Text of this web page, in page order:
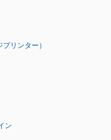
リンター）
ン